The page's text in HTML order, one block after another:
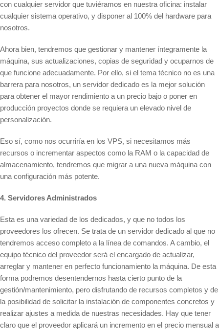
con cualquier servidor que tuviéramos en nuestra oficina: instalar
cualquier sistema operativo, y disponer al 100% del hardware para
nosotros.
Ahora bien, tendremos que gestionar y mantener íntegramente la
máquina, sus actualizaciones, copias de seguridad y ocuparnos de
que funcione adecuadamente. Por ello, si el tema técnico no es una
barrera para nosotros, un servidor dedicado es la mejor solución
para obtener el mayor rendimiento a un precio bajo o poner en
producción proyectos donde se requiera un elevado nivel de
personalización.
Eso sí, como nos ocurriría en los VPS, si necesitamos más
recursos o incrementar aspectos como la RAM o la capacidad de
almacenamiento, tendremos que migrar a una nueva máquina con
una configuración más potente.
4. Servidores Administrados
Esta es una variedad de los dedicados, y que no todos los
proveedores los ofrecen. Se trata de un servidor dedicado al que no
tendremos acceso completo a la línea de comandos. A cambio, el
equipo técnico del proveedor será el encargado de actualizar,
arreglar y mantener en perfecto funcionamiento la máquina. De esta
forma podremos desentendernos hasta cierto punto de la
gestión/mantenimiento, pero disfrutando de recursos completos y de
la posibilidad de solicitar la instalación de componentes concretos y
realizar ajustes a medida de nuestras necesidades. Hay que tener
claro que el proveedor aplicará un incremento en el precio mensual a